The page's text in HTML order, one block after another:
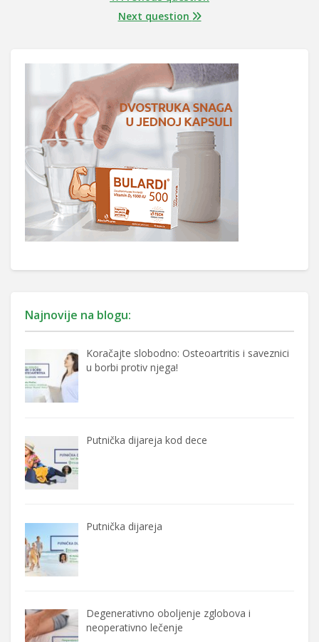
Next question
Najnovije na blogu:
Koračajte slobodno: Osteoartritis i saveznici
u borbi protiv njega!
Putnička dijareja kod dece
Putnička dijareja
Degenerativno oboljenje zglobova i
neoperativno lečenje